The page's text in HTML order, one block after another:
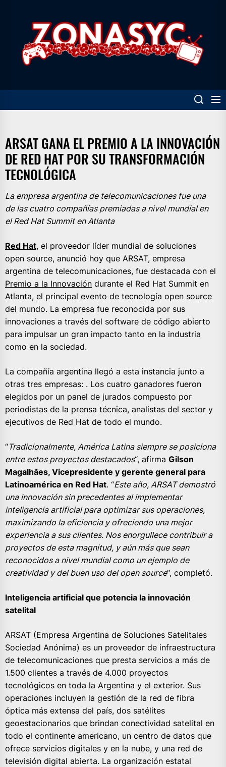
content
ARSAT GANA EL PREMIO A LA INNOVACIÓN
DE RED HAT POR SU TRANSFORMACIÓN
TECNOLÓGICA
La empresa argentina de telecomunicaciones fue una
de las cuatro compañías premiadas a nivel mundial en
el Red Hat Summit en Atlanta
Red Hat, el proveedor líder mundial de soluciones
open source, anunció hoy que ARSAT, empresa
argentina de telecomunicaciones, fue destacada con el
Premio a la Innovación durante el Red Hat Summit en
Atlanta, el principal evento de tecnología open source
del mundo. La empresa fue reconocida por sus
innovaciones a través del software de código abierto
para impulsar un gran impacto tanto en la industria
como en la sociedad.
La compañía argentina llegó a esta instancia junto a
otras tres empresas: . Los cuatro ganadores fueron
elegidos por un panel de jurados compuesto por
periodistas de la prensa técnica, analistas del sector y
ejecutivos de Red Hat de todo el mundo.
“Tradicionalmente, América Latina siempre se posiciona
entre estos proyectos destacados“, afirma Gilson
Magalhães, Vicepresidente y gerente general para
Latinoamérica en Red Hat. “Este año, ARSAT demostró
una innovación sin precedentes al implementar
inteligencia artificial para optimizar sus operaciones,
maximizando la eficiencia y ofreciendo una mejor
experiencia a sus clientes. Nos enorgullece contribuir a
proyectos de esta magnitud, y aún más que sean
reconocidos a nivel mundial como un ejemplo de
creatividad y del buen uso del open source“, completó.
Inteligencia artificial que potencia la innovación
satelital
ARSAT (Empresa Argentina de Soluciones Satelitales
Sociedad Anónima) es un proveedor de infraestructura
de telecomunicaciones que presta servicios a más de
1.500 clientes a través de 4.000 proyectos
tecnológicos en toda la Argentina y el exterior. Sus
operaciones incluyen la gestión de la red de fibra
óptica más extensa del país, dos satélites
geoestacionarios que brindan conectividad satelital en
todo el continente americano, un centro de datos que
ofrece servicios digitales y en la nube, y una red de
televisión digital abierta. La organización estatal